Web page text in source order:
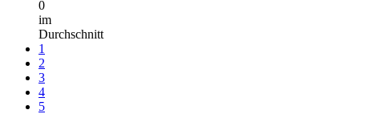
0
im
Durchschnitt
1
2
3
4
5